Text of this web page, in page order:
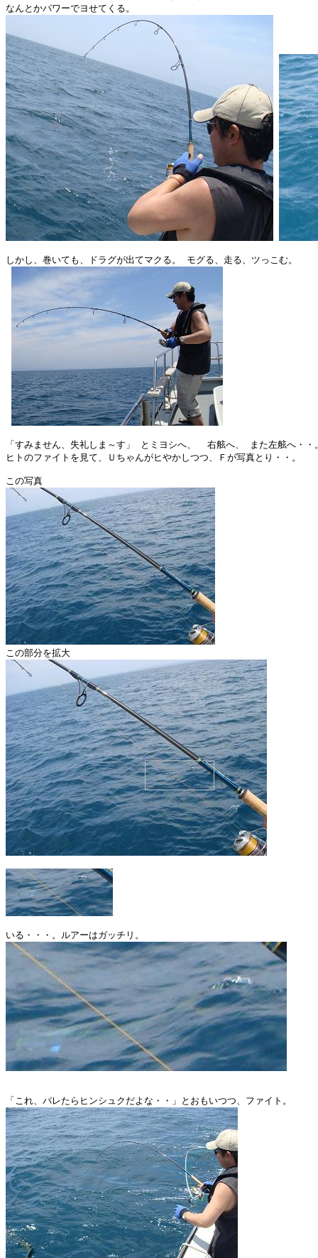
しかし、巻いても、ドラグが出てマクる。 モグる、走る、ツっこむ。
「すみません、失礼しま～す」 とミヨシへ、  右舷へ、 また左舷へ・・
ヒトのファイトを見て、Ｕちゃんがヒやかしつつ、Ｆが写真とり・・。